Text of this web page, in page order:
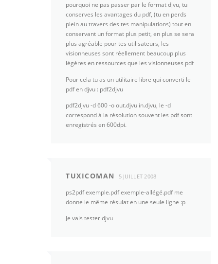
pourquoi ne pas passer par le format djvu, tu
conserves les avantages du pdf, (tu en perds
plein au travers des tes manipulations) tout en
conservant un format plus petit, en plus se sera
plus agréable pour tes utilisateurs, les
visionneuses sont réellement beaucoup plus
légères en ressources que les visionneuses pdf
Pour cela tu as un utilitaire libre qui converti le
pdf en djvu : pdf2djvu
pdf2djvu -d 600 -o out.djvu in.djvu, le -d
correspond à la résolution souvent les pdf sont
enregistrés en 600dpi.
TUXICOMAN 5 JUILLET 2008
ps2pdf exemple.pdf exemple-allégé.pdf me
donne le même résulat en une seule ligne :p
Je vais tester djvu